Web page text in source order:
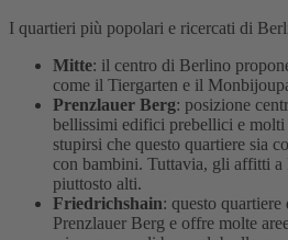
I quartieri più popolari e ricercati di
Mitte: il centro di Berlino
come il Tiergarten e il
Prenzlauer Berg: posizione
bellissimi edifici prebellici e
stupirsi che questo quartiere sia
con bambini. Tuttavia, gli affitti a
piuttosto alti.
Friedrichshain: questo quartiere
Prenzlauer Berg e offre molte